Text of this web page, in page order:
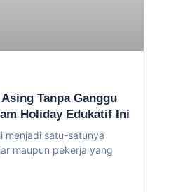
Tanpa Ganggu
Holiday Edukatif Ini
menjadi satu-satunya
maupun pekerja yang